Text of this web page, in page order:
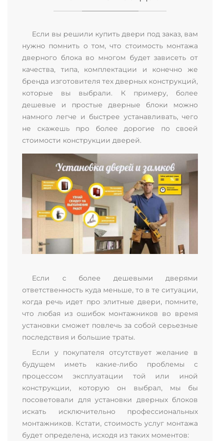
Если вы решили купить двери под заказ, вам
нужно помнить о том, что стоимость монтажа
дверного блока во многом будет зависеть от
качества, типа, комплектации и конечно же
бренда изготовителя тех дверных конструкций,
которые вы выбрали. К примеру, более
дешевые и простые дверные блоки можно
намного легче и быстрее устанавливать, чего
не скажешь про более дорогие по своей
стоимости конструкции дверей.
Если с более дешевыми дверями
ответственность куда меньше, то в те ситуации,
когда речь идет про элитные двери, помните,
что любая из ошибок монтажников во время
установки сможет повлечь за собой серьезные
последствия и большие траты.
Если у покупателя отсутствует желание в
будущем иметь какие-либо проблемы с
процессом эксплуатации той или иной
конструкции, которую он выбрал, мы бы
посоветовали для установки дверных блоков
искать исключительно профессиональных
монтажников. Кстати, стоимость услуг монтажа
будет определена, исходя из таких моментов: